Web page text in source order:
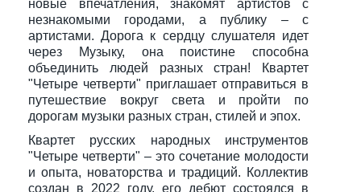
новые впечатления, знакомят артистов с
незнакомыми городами, а публику – с
артистами. Дорога к сердцу слушателя идет
через Музыку, она поистине способна
объединить людей разных стран! Квартет
"Четыре четверти" приглашает отправиться в
путешествие вокруг света и пройти по
дорогам музыки разных стран, стилей и эпох.
Квартет русских народных инструментов
"Четыре четверти" – это сочетание молодости
и опыта, новаторства и традиций. Коллектив
создан в 2022 году, его дебют состоялся в